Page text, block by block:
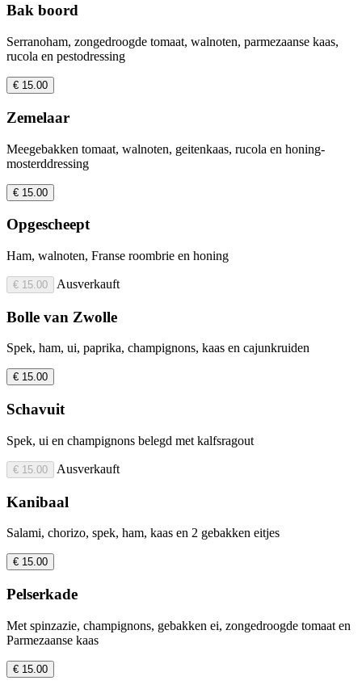
Bak boord
Serranoham, zongedroogde tomaat, walnoten, parmezaanse kaas,
rucola en pestodressing
€ 15.00
Zemelaar
Meegebakken tomaat, walnoten, geitenkaas, rucola en honing-
mosterddressing
€ 15.00
Opgescheept
Ham, walnoten, Franse roombrie en honing
€ 15.00 Ausverkauft
Bolle van Zwolle
Spek, ham, ui, paprika, champignons, kaas en cajunkruiden
€ 15.00
Schavuit
Spek, ui en champignons belegd met kalfsragout
€ 15.00 Ausverkauft
Kanibaal
Salami, chorizo, spek, ham, kaas en 2 gebakken eitjes
€ 15.00
Pelserkade
Met spinzazie, champignons, gebakken ei, zongedroogde tomaat en
Parmezaanse kaas
€ 15.00